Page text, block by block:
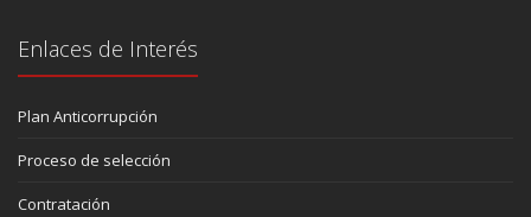
Enlaces de Interés
Plan Anticorrupción
Proceso de selección
Contratación